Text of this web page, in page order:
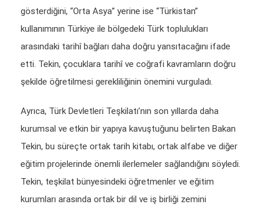
gösterdiğini, “Orta Asya” yerine ise “Türkistan”
kullanımının Türkiye ile bölgedeki Türk toplulukları
arasındaki tarihî bağları daha doğru yansıtacağını ifade
etti. Tekin, çocuklara tarihî ve coğrafi kavramların doğru
şekilde öğretilmesi gerekliliğinin önemini vurguladı.
Ayrıca, Türk Devletleri Teşkilatı’nın son yıllarda daha
kurumsal ve etkin bir yapıya kavuştuğunu belirten Bakan
Tekin, bu süreçte ortak tarih kitabı, ortak alfabe ve diğer
eğitim projelerinde önemli ilerlemeler sağlandığını söyledi.
Tekin, teşkilat bünyesindeki öğretmenler ve eğitim
kurumları arasında ortak bir dil ve iş birliği zemini